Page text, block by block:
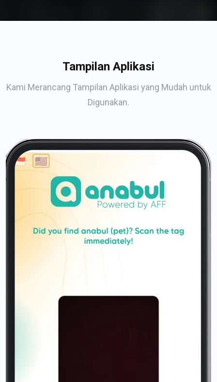
Tampilan Aplikasi
Kami Merancang Tampilan Aplikasi yang Mudah untuk
Digunakan.